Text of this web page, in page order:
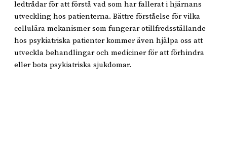
ledtrådar för att förstå vad som har fallerat i hjärnans
utveckling hos patienterna. Bättre förståelse för vilka
cellulära mekanismer som fungerar otillfredsställande
hos psykiatriska patienter kommer även hjälpa oss att
utveckla behandlingar och mediciner för att förhindra
eller bota psykiatriska sjukdomar.